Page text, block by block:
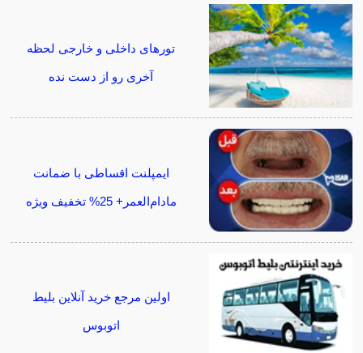
تورهای داخلی و خارجی لحظه
آخری رو از دست نده
ایمپلنت اقساطی با ضمانت
مادام‌العمر+ 25% تخفیف ویژه
اولین مرجع خرید آنلاین بلیط
اتوبوس